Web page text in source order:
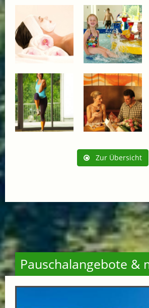
Zur Übersicht
Pauschalangebote &